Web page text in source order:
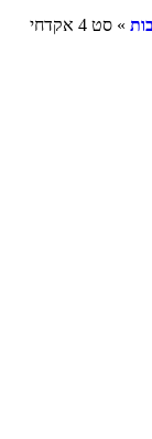
» סט 4 אקדחי